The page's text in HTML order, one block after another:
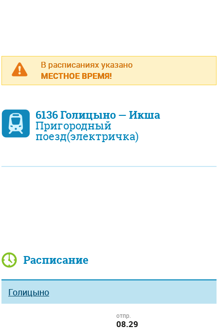
В расписаниях указано
МЕСТНОЕ ВРЕМЯ!
6136 Голицыно — Икша
Пригородный
поезд(электричка)
Расписание
Голицыно
отпр.
08.29